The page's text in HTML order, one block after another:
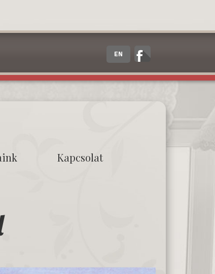
EN
Kapcsolat